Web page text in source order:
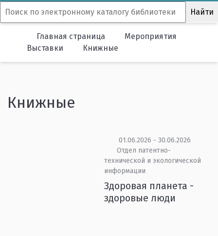
Главная страница
Мероприятия
Выставки
Книжные
Книжные
01.06.2026 - 30.06.2026
Отдел патентно-
технической и экологической
информации
Здоровая планета -
здоровые люди